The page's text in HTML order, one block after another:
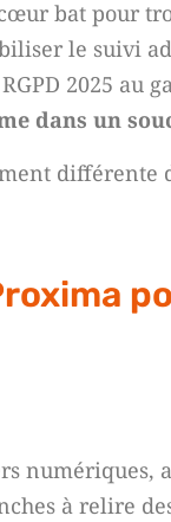
bat pour
le suivi
2025 au
dans un
numériques,
à relire